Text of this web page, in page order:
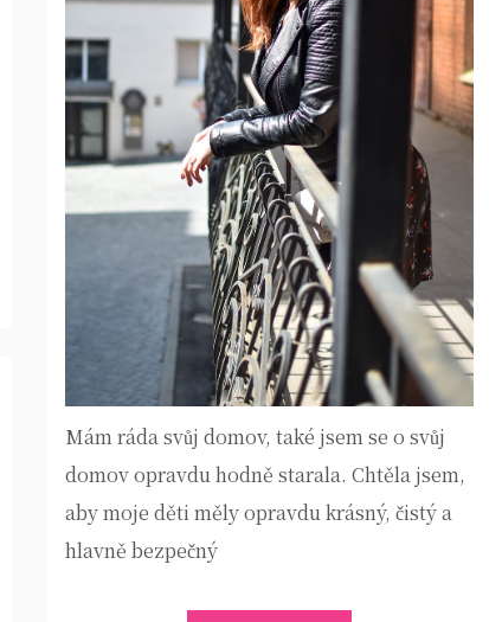
Mám ráda svůj domov, také jsem se o svůj
domov opravdu hodně starala. Chtěla jsem,
aby moje děti měly opravdu krásný, čistý a
hlavně bezpečný